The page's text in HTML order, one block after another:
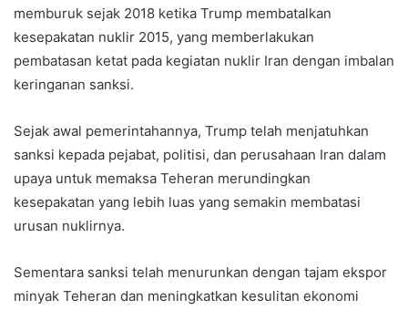
memburuk sejak 2018 ketika Trump membatalkan
kesepakatan nuklir 2015, yang memberlakukan
pembatasan ketat pada kegiatan nuklir Iran dengan imbalan
keringanan sanksi.
Sejak awal pemerintahannya, Trump telah menjatuhkan
sanksi kepada pejabat, politisi, dan perusahaan Iran dalam
upaya untuk memaksa Teheran merundingkan
kesepakatan yang lebih luas yang semakin membatasi
urusan nuklirnya.
Sementara sanksi telah menurunkan dengan tajam ekspor
minyak Teheran dan meningkatkan kesulitan ekonomi